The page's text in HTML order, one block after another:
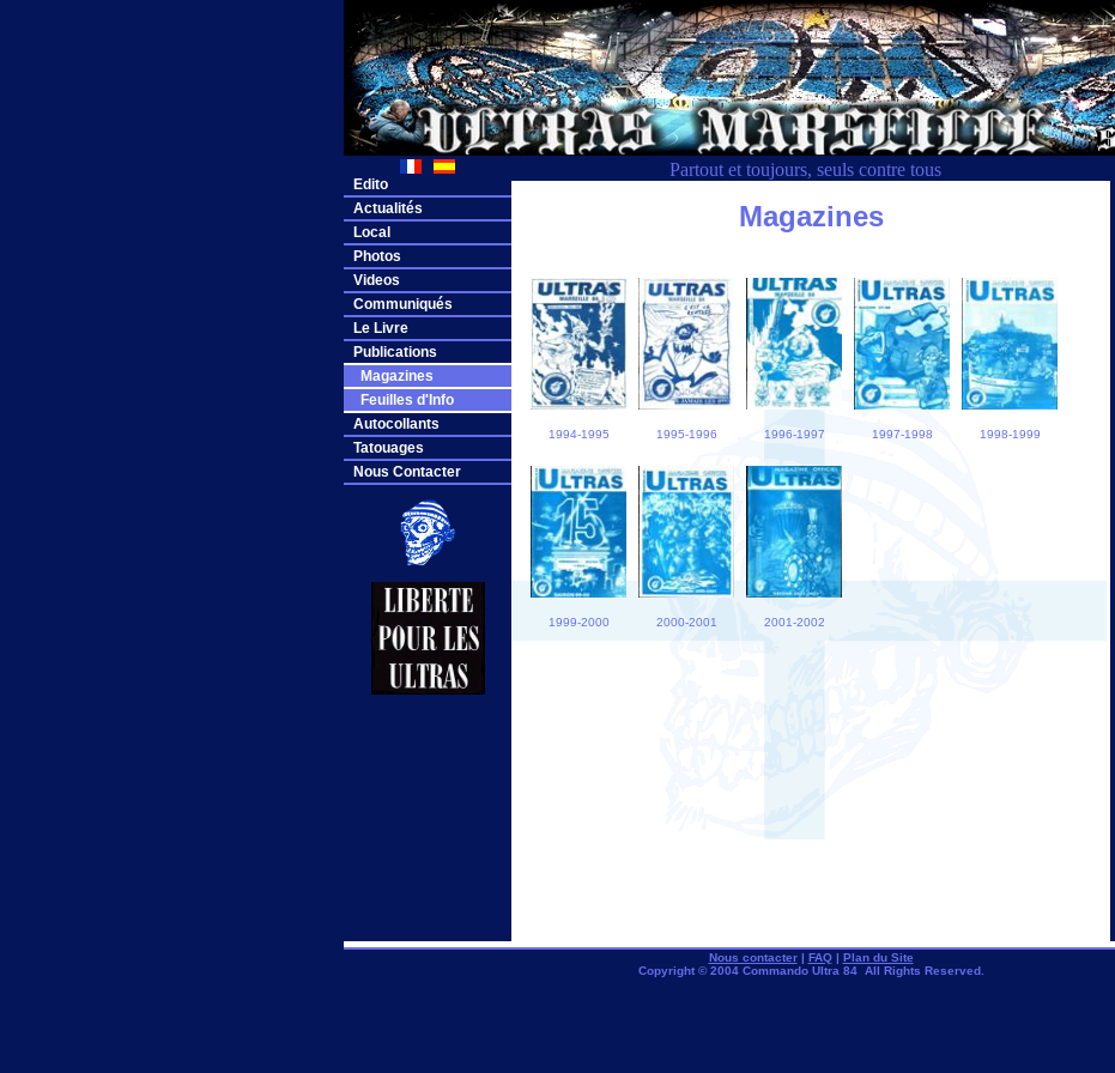
Partout et toujours, seuls contre tous
Edito
Actualités
Local
Photos
Videos
Communiqués
Le Livre
Publications
Magazines
Feuilles d'Info
Autocollants
Tatouages
Nous Contacter
Magazines
1994-1995 1995-1996 1996-1997 1997-1998 1998-1999
1999-2000 2000-2001 2001-2002
Nous contacter| FAQ| Plan du Site
Copyright © 2004 Commando Ultra 84 All Rights Reserved.